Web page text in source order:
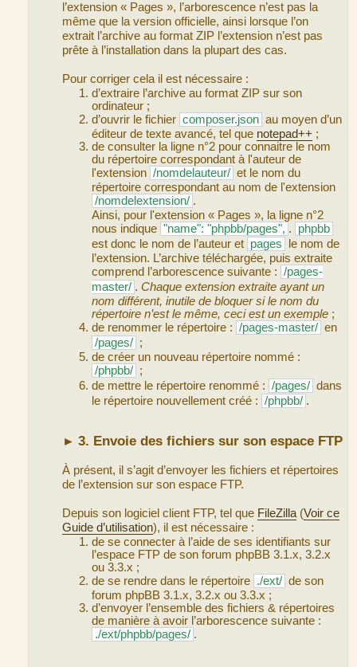
l’extension « Pages », l’arborescence n’est pas la
même que la version officielle, ainsi lorsque l’on
extrait l’archive au format ZIP l’extension n’est pas
prête à l’installation dans la plupart des cas.
Pour corriger cela il est nécessaire :
d’extraire l’archive au format ZIP sur son
ordinateur ;
d’ouvrir le fichier composer.json au moyen d’un
éditeur de texte avancé, tel que notepad++ ;
de consulter la ligne n°2 pour connaitre le nom
du répertoire correspondant à l'auteur de
l'extension /nomdelauteur/ et le nom du
répertoire correspondant au nom de l'extension
/nomdelextension/ .
Ainsi, pour l'extension « Pages », la ligne n°2
nous indique "name": "phpbb/pages", .
phpbb
est donc le nom de l’auteur et pages
le nom de
l’extension. L’archive téléchargée, puis extraite
comprend l’arborescence suivante : /pages-
master/ .Chaque extension extraite ayant un
nom différent, inutile de bloquer si le nom du
répertoire n’est le même, ceci est un exemple ;
de renommer le répertoire : /pages-master/ en
/pages/ ;
de créer un nouveau répertoire nommé :
/phpbb/ ;
de mettre le répertoire renommé : /pages/ dans
le répertoire nouvellement créé : /phpbb/ .
►3. Envoie des fichiers sur son espace FTP
À présent, il s’agit d’envoyer les fichiers et répertoires
de l’extension sur son espace FTP.
Depuis son logiciel client FTP, tel que FileZilla(Voir ce
Guide d’utilisation), il est nécessaire :
de se connecter à l’aide de ses identifiants sur
l’espace FTP de son forum phpBB 3.1.x, 3.2.x
ou 3.3.x ;
de se rendre dans le répertoire ./ext/ de son
forum phpBB 3.1.x, 3.2.x ou 3.3.x ;
d’envoyer l’ensemble des fichiers & répertoires
de manière à avoir l’arborescence suivante :
./ext/phpbb/pages/ .